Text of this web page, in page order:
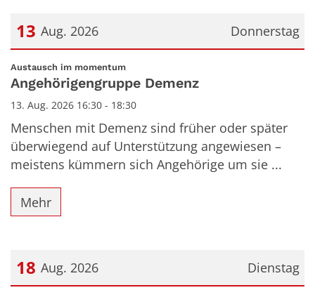
Donnerstag
13 Aug. 2026
Datum: 13. August 2026
Austausch im momentum:
Angehörigengruppe Demenz
13. Aug. 2026 16:30 - 18:30
Menschen mit Demenz sind früher oder später
überwiegend auf Unterstützung angewiesen –
meistens kümmern sich Angehörige um sie ...
Mehr
Dienstag
18 Aug. 2026